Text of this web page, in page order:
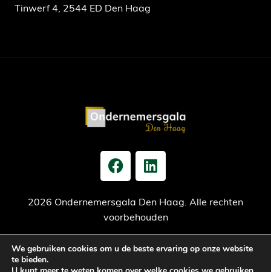
Tinwerf 4, 2544 ED Den Haag
2026 Ondernemersgala Den Haag. Alle rechten
voorbehouden
Privacy verklaring Cookiebeleid Jaarrekening
We gebruiken cookies om u de beste ervaring op onze website
te bieden.